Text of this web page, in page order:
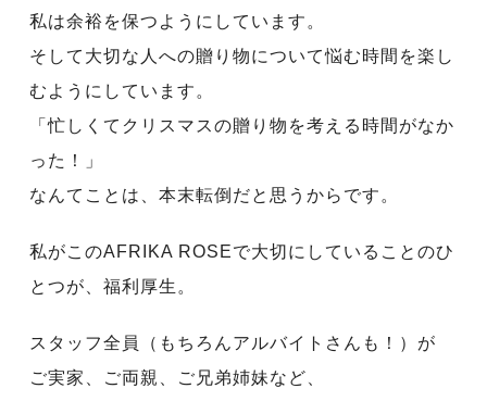
私は余裕を保つようにしています。
そして大切な人への贈り物について悩む時間を楽し
むようにしています。
「忙しくてクリスマスの贈り物を考える時間がなか
った！」
なんてことは、本末転倒だと思うからです。
私がこのAFRIKA ROSEで大切にしていることのひ
とつが、福利厚生。
スタッフ全員（もちろんアルバイトさんも！）が
ご実家、ご両親、ご兄弟姉妹など、